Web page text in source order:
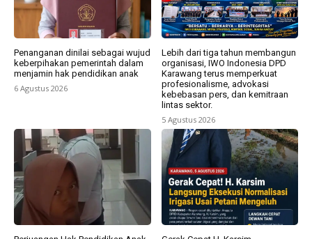
Penanganan dinilai sebagai wujud
keberpihakan pemerintah dalam
menjamin hak pendidikan anak
6 Agustus 2026
Lebih dari tiga tahun membangun
organisasi, IWO Indonesia DPD
Karawang terus memperkuat
profesionalisme, advokasi
kebebasan pers, dan kemitraan
lintas sektor.
5 Agustus 2026